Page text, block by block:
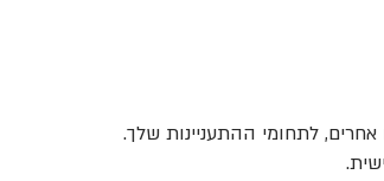
לתחומי ההתעניינות שלך.